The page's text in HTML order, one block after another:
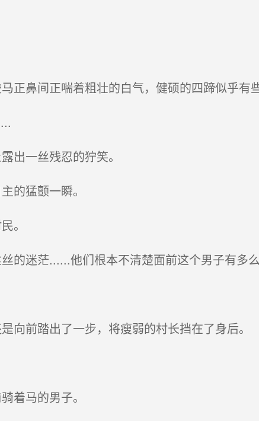
鼻间正喘着粗壮的白气，健硕的四蹄似乎有
出一丝残忍的狞笑。
的猛颤一瞬。
。
的迷茫......他们根本不清楚面前这个男子有多么
前踏出了一步，将瘦弱的村长挡在了身后。
着马的男子。